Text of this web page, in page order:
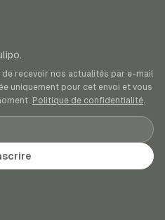
recevoir nos actualités par e-mail
uniquement pour cet envoi et vous
Politique de confidentialité.